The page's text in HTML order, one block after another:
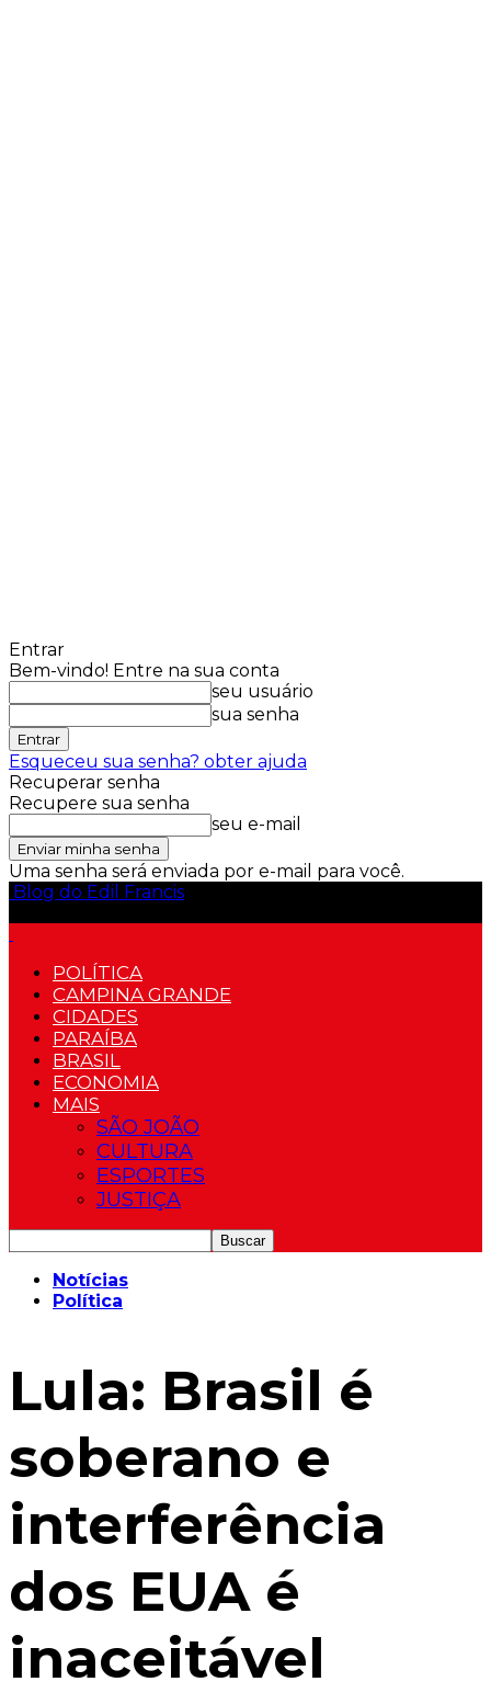
Entrar
Bem-vindo! Entre na sua conta
seu usuário
sua senha
Esqueceu sua senha? obter ajuda
Recuperar senha
Recupere sua senha
seu e-mail
Uma senha será enviada por e-mail para você.
Blog do Edil Francis
POLÍTICA
CAMPINA GRANDE
CIDADES
PARAÍBA
BRASIL
ECONOMIA
MAIS
SÃO JOÃO
CULTURA
ESPORTES
JUSTIÇA
Notícias
Política
Lula: Brasil é
soberano e
interferência
dos EUA é
inaceitável